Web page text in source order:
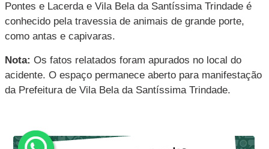
Pontes e Lacerda e Vila Bela da Santíssima Trindade é
conhecido pela travessia de animais de grande porte,
como antas e capivaras.
Nota: Os fatos relatados foram apurados no local do
acidente. O espaço permanece aberto para manifestação
da Prefeitura de Vila Bela da Santíssima Trindade.